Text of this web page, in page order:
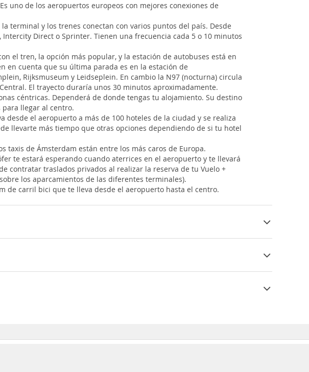
uno de los aeropuertos europeos con mejores conexiones de
terminal y los trenes conectan con varios puntos del país. Desde
Direct o Sprinter. Tienen una frecuencia cada 5 o 10 minutos
el tren, la opción más popular, y la estación de autobuses está en
en cuenta que su última parada es en la estación de
Rijksmuseum y Leidseplein. En cambio la N97 (nocturna) circula
El trayecto duraría unos 30 minutos aproximadamente.
céntricas. Dependerá de donde tengas tu alojamiento. Su destino
llegar al centro.
el aeropuerto a más de 100 hoteles de la ciudad y se realiza
llevarte más tiempo que otras opciones dependiendo de si tu hotel
taxis de Ámsterdam están entre los más caros de Europa.
te estará esperando cuando aterrices en el aeropuerto y te llevará
contratar traslados privados al realizar la reserva de tu Vuelo +
los aparcamientos de las diferentes terminales).
de carril bici que te lleva desde el aeropuerto hasta el centro.